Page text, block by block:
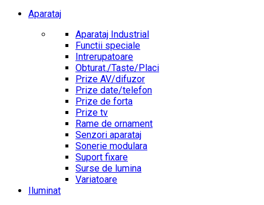
Aparataj
Aparataj Industrial
Functii speciale
Intrerupatoare
Obturat./Taste/Placi
Prize AV/difuzor
Prize date/telefon
Prize de forta
Prize tv
Rame de ornament
Senzori aparataj
Sonerie modulara
Suport fixare
Surse de lumina
Variatoare
Iluminat